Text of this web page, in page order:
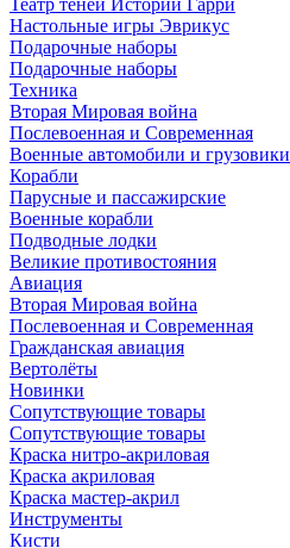
Театр теней Истории Гарри
Настольные игры Эврикус
Подарочные наборы
Подарочные наборы
Техника
Вторая Мировая война
Послевоенная и Современная
Военные автомобили и грузовики
Корабли
Парусные и пассажирские
Военные корабли
Подводные лодки
Великие противостояния
Авиация
Вторая Мировая война
Послевоенная и Современная
Гражданская авиация
Вертолёты
Новинки
Сопутствующие товары
Сопутствующие товары
Краска нитро-акриловая
Краска акриловая
Краска мастер-акрил
Инструменты
Кисти